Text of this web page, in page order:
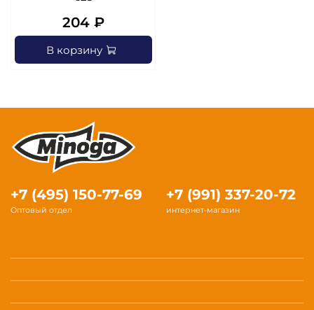
204 ₽
В корзину
+7 (495) 150-77-69
Оптовый отдел
+7 (991) 337-20-72
интернет-магазин